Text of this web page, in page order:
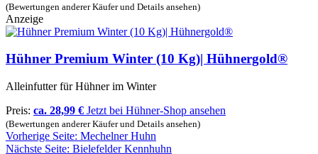
(Bewertungen anderer Käufer und Details ansehen)
Anzeige
Hühner Premium Winter (10 Kg)| Hühnergold®
Alleinfutter für Hühner im Winter
Preis: ca. 28,99 € Jetzt bei Hühner-Shop ansehen
(Bewertungen anderer Käufer und Details ansehen)
Vorherige Seite: Mechelner Huhn
Nächste Seite: Bielefelder Kennhuhn